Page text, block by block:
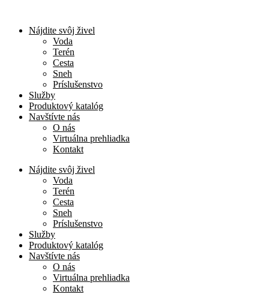
Nájdite svôj živel
Voda
Terén
Cesta
Sneh
Príslušenstvo
Služby
Produktový katalóg
Navštívte nás
O nás
Virtuálna prehliadka
Kontakt
Nájdite svôj živel
Voda
Terén
Cesta
Sneh
Príslušenstvo
Služby
Produktový katalóg
Navštívte nás
O nás
Virtuálna prehliadka
Kontakt